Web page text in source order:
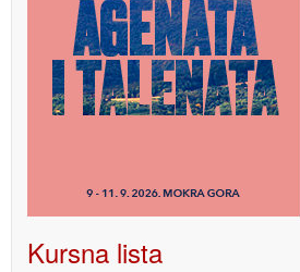
Kursna lista